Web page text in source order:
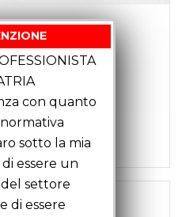
D0.5 Z2 C3
con quanto
sotto la mia
essere un
settore
di essere